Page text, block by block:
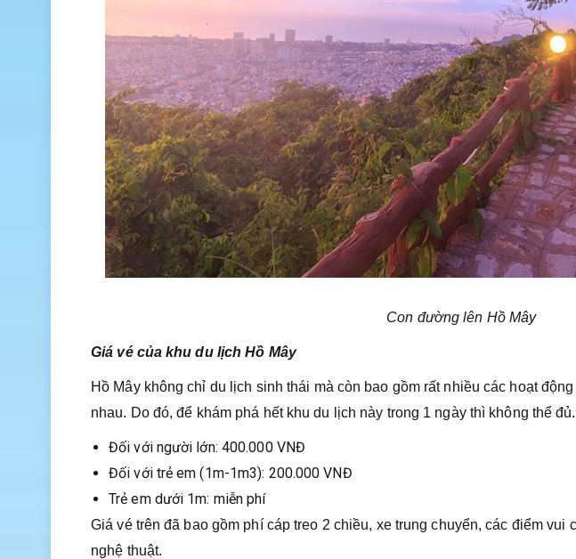
Con đường lên Hồ Mây
Giá vé của khu du lịch Hồ Mây
Hồ Mây không chỉ du lịch sinh thái mà còn bao gồm rất nhiều các hoạt
nhau. Do đó, để khám phá hết khu du lịch này trong 1 ngày thì không thể đủ.
Đối với người lớn: 400.000 VNĐ
Đối với trẻ em (1m-1m3): 200.000 VNĐ
Trẻ em dưới 1m: miễn phí
Giá vé trên đã bao gồm phí cáp treo 2 chiều, xe trung chuyển, các điểm
nghệ thuật.